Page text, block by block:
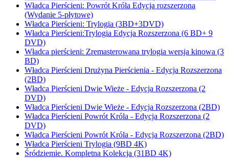
Władca Pierścieni: Powrót Króla Edycja rozszerzona
(Wydanie 5-płytowe)
Władca Pierścieni: Trylogia (3BD+3DVD)
Władca Pierścieni:Trylogia Edycja Rozszerzona (6 BD+ 9
DVD)
Władca pierścieni: Zremasterowana trylogia wersja kinowa (3
BD)
Władca Pierścieni Drużyna Pierścienia - Edycja Rozszerzona
(2BD)
Władca Pierścieni Dwie Wieże - Edycja Rozszerzona (2
DVD)
Władca Pierścieni Dwie Wieże - Edycja Rozszerzona (2BD)
Władca Pierścieni Powrót Króla - Edycja Rozszerzona (2
DVD)
Władca Pierścieni Powrót Króla - Edycja Rozszerzona (2BD)
Władca Pierścieni Trylogia (9BD 4K)
Śródziemie. Kompletna Kolekcja (31BD 4K)